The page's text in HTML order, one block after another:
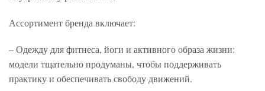
Ассортимент бренда включает:
– Одежду для фитнеса, йоги и активного образа жизни:
модели тщательно продуманы, чтобы поддерживать
практику и обеспечивать свободу движений.